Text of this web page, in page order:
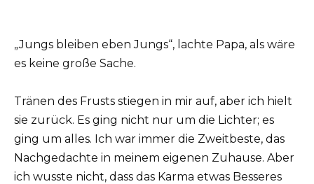
„Jungs bleiben eben Jungs“, lachte Papa, als wäre
es keine große Sache.
Tränen des Frusts stiegen in mir auf, aber ich hielt
sie zurück. Es ging nicht nur um die Lichter; es
ging um alles. Ich war immer die Zweitbeste, das
Nachgedachte in meinem eigenen Zuhause. Aber
ich wusste nicht, dass das Karma etwas Besseres